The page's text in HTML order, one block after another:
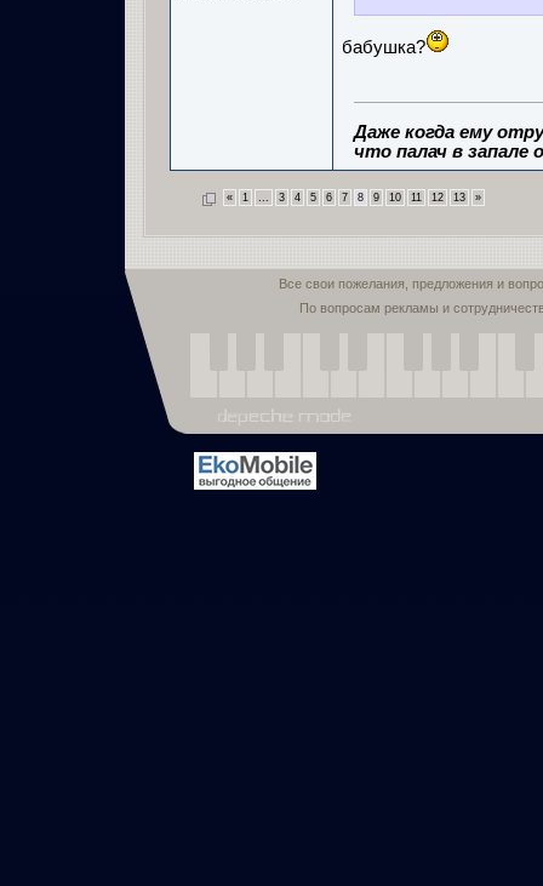
бабушка?
Даже когда ему
что палач в запале
« 1 ... 3 4 5 6 7 8 9 10 11 12 13 »
Все свои пожелания, предложения и
По вопросам рекламы и